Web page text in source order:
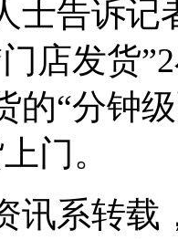
士告诉记
店发货
的“分钟
门。
讯系转载